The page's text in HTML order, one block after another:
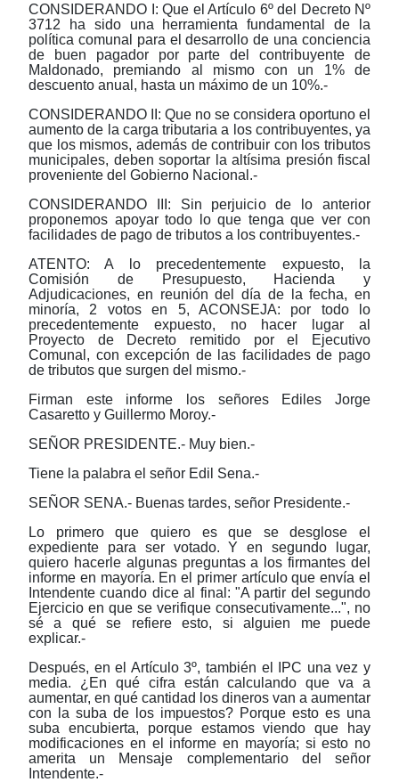
CONSIDERANDO I: Que el Artículo 6º del Decreto Nº
3712 ha sido una herramienta fundamental de la
política comunal para el desarrollo de una conciencia
de buen pagador por parte del contribuyente de
Maldonado, premiando al mismo con un 1% de
descuento anual, hasta un máximo de un 10%.-
CONSIDERANDO II: Que no se considera oportuno el
aumento de la carga tributaria a los contribuyentes, ya
que los mismos, además de contribuir con los tributos
municipales, deben soportar la altísima presión fiscal
proveniente del Gobierno Nacional.-
CONSIDERANDO III: Sin perjuicio de lo anterior
proponemos apoyar todo lo que tenga que ver con
facilidades de pago de tributos a los contribuyentes.-
ATENTO: A lo precedentemente expuesto, la
Comisión de Presupuesto, Hacienda y
Adjudicaciones, en reunión del día de la fecha, en
minoría, 2 votos en 5, ACONSEJA: por todo lo
precedentemente expuesto, no hacer lugar al
Proyecto de Decreto remitido por el Ejecutivo
Comunal, con excepción de las facilidades de pago
de tributos que surgen del mismo.-
Firman este informe los señores Ediles Jorge
Casaretto y Guillermo Moroy.-
SEÑOR PRESIDENTE.- Muy bien.-
Tiene la palabra el señor Edil Sena.-
SEÑOR SENA.- Buenas tardes, señor Presidente.-
Lo primero que quiero es que se desglose el
expediente para ser votado. Y en segundo lugar,
quiero hacerle algunas preguntas a los firmantes del
informe en mayoría. En el primer artículo que envía el
Intendente cuando dice al final: "A partir del segundo
Ejercicio en que se verifique consecutivamente...", no
sé a qué se refiere esto, si alguien me puede
explicar.-
Después, en el Artículo 3º, también el IPC una vez y
media. ¿En qué cifra están calculando que va a
aumentar, en qué cantidad los dineros van a aumentar
con la suba de los impuestos? Porque esto es una
suba encubierta, porque estamos viendo que hay
modificaciones en el informe en mayoría; si esto no
amerita un Mensaje complementario del señor
Intendente.-